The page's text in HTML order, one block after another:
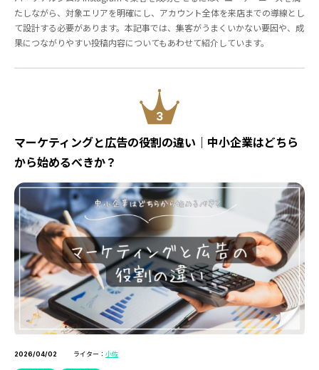
たしながら、対象エリアを明確にし、アカウント全体を来店までの導線とし
て設計する必要があります。本記事では、集客がうまくいかない要因や、成
果につながりやすい投稿内容についてもあわせて紹介しています。
3
マーケティングと広告の役割の違い｜中小企業はどちら
から始めるべきか？
2026/04/02 ライター： 小佐